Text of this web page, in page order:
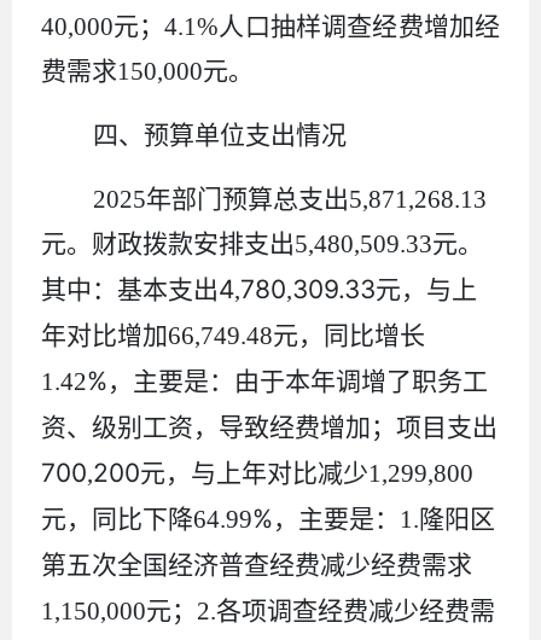
40,000元；4.1% 人口抽样调查经费增加经
费需求150,000元。
四、 预算单位支出情况
2025年部门预算总支出5,871,268.13
元。财政拨款安排支出5,480,509.33元。
其中： 基本支出4,780,309.33元，与上
年对比增加66,749.48元，同比增长
1.42%，主要是：由于本年调增了职务工
资、级别工资， 导致经费增加；项目支出
700,200元，与上年对比减少1,299,800
元，同比下降64.99%，主要是： 1.隆阳区
第五次全国经济普查经费减少经费需求
1,150,000元； 2.各项调查经费减少经费需